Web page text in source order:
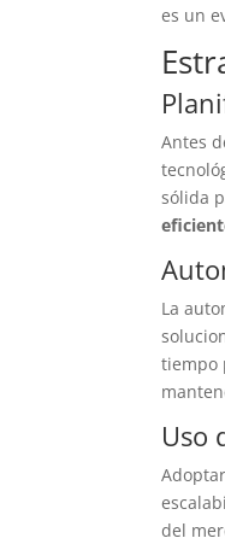
es un
Antes
sólida
La
tiempo
Uso
del